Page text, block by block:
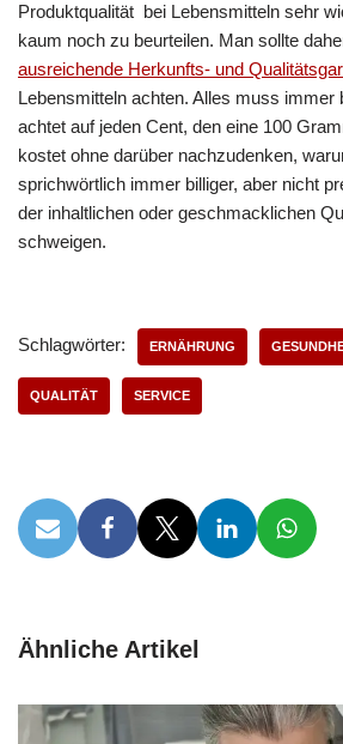
Produktqualität bei Lebensmitteln sehr
kaum noch zu beurteilen. Man sollte
ausreichende Herkunfts- und
Lebensmitteln achten. Alles muss immer
achtet auf jeden Cent, den eine 100
kostet ohne darüber nachzudenken,
sprichwörtlich immer billiger, aber nicht
der inhaltlichen oder geschmacklichen
schweigen.
Schlagwörter: ERNÄHRUNG
QUALITÄT SERVICE
Ähnliche Artikel